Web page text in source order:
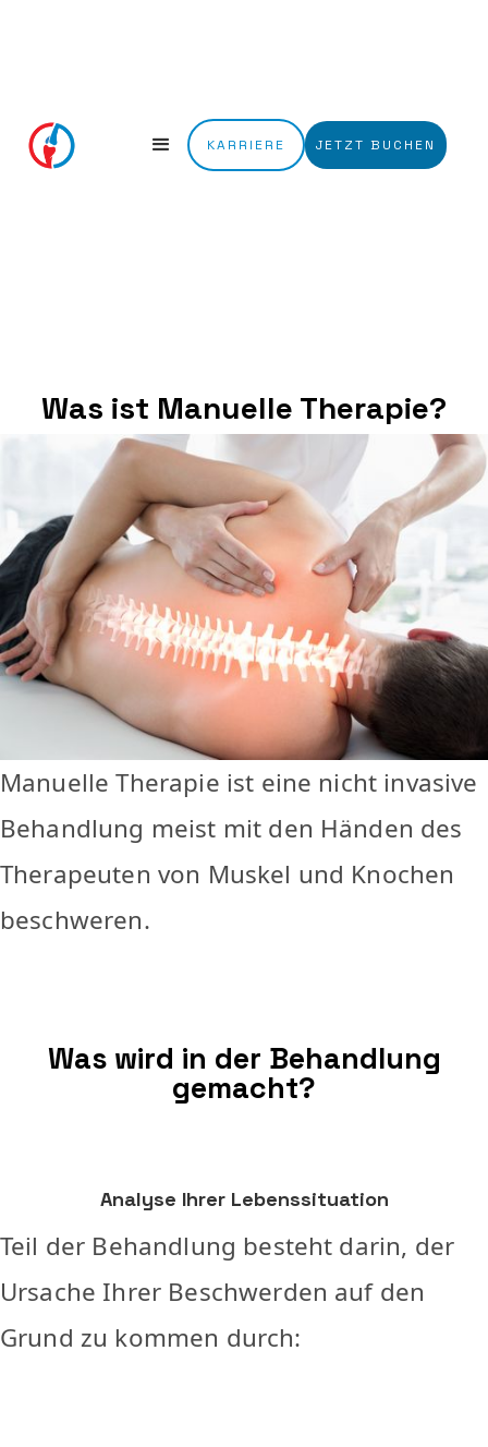
KARRIERE JETZT BUCHEN
Was ist Manuelle Therapie?
Manuelle Therapie ist eine nicht invasive
Behandlung meist mit den Händen des
Therapeuten von Muskel und Knochen
beschweren.
Was wird in der Behandlung
gemacht?
Analyse Ihrer Lebenssituation
Teil der Behandlung besteht darin, der
Ursache Ihrer Beschwerden auf den
Grund zu kommen durch: